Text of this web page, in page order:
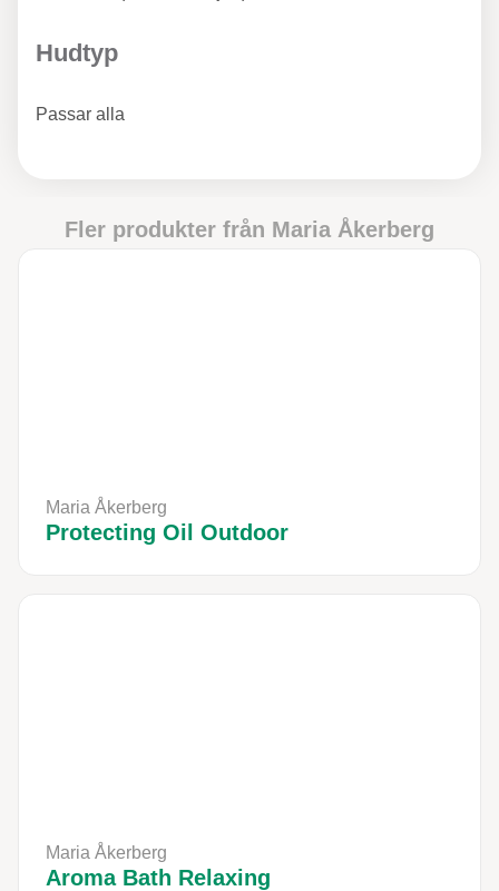
Hudtyp
Passar alla
Fler produkter från Maria Åkerberg
Maria Åkerberg
Protecting Oil Outdoor
Maria Åkerberg
Aroma Bath Relaxing